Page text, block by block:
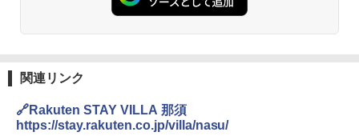
関連リンク
🔗Rakuten STAY VILLA 那須
https://stay.rakuten.co.jp/villa/nasu/